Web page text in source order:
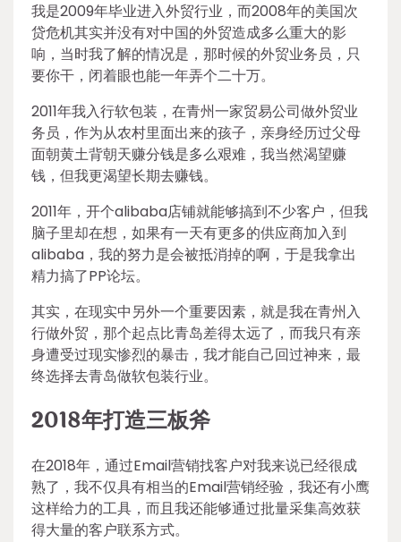
我是2009年毕业进入外贸行业，而2008年的美国次
贷危机其实并没有对中国的外贸造成多么重大的影
响，当时我了解的情况是，那时候的外贸业务员，只
要你干，闭着眼也能一年弄个二十万。
2011年我入行软包装，在青州一家贸易公司做外贸业
务员，作为从农村里面出来的孩子，亲身经历过父母
面朝黄土背朝天赚分钱是多么艰难，我当然渴望赚
钱，但我更渴望长期去赚钱。
2011年，开个alibaba店铺就能够搞到不少客户，但我
脑子里却在想，如果有一天有更多的供应商加入到
alibaba，我的努力是会被抵消掉的啊，于是我拿出
精力搞了PP论坛。
其实，在现实中另外一个重要因素，就是我在青州入
行做外贸，那个起点比青岛差得太远了，而我只有亲
身遭受过现实惨烈的暴击，我才能自己回过神来，最
终选择去青岛做软包装行业。
2018年打造三板斧
在2018年，通过Email营销找客户对我来说已经很成
熟了，我不仅具有相当的Email营销经验，我还有小鹰
这样给力的工具，而且我还能够通过批量采集高效获
得大量的客户联系方式。